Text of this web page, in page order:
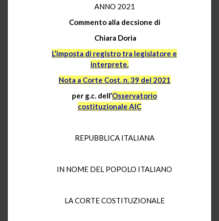
ANNO 2021
Commento alla decsione di
Chiara Doria
L’imposta di registro tra legislatore e
interprete.
Nota a Corte Cost. n. 39 del 2021
per g.c. dell’Osservatorio
costituzionale AIC
REPUBBLICA ITALIANA
IN NOME DEL POPOLO ITALIANO
LA CORTE COSTITUZIONALE